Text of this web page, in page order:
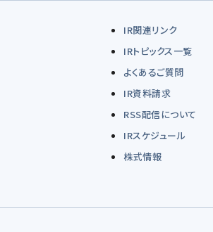
IR関連リンク
IRトピックス一覧
よくあるご質問
IR資料請求
RSS配信について
IRスケジュール
株式情報